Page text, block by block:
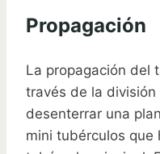
Propagación
La propagación del
través de la división
desenterrar una
mini tubérculos que